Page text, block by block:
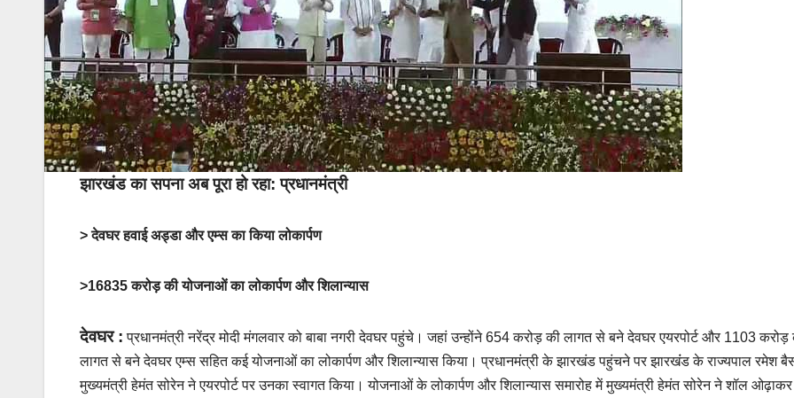
झारखंड का सपना अब पूरा हो रहा: प्रधानमंत्री
> देवघर हवाई अड्डा और एम्स का किया लोकार्पण
>16835 करोड़ की योजनाओं का लोकार्पण और शिलान्यास
देवघर : प्रधानमंत्री नरेंद्र मोदी मंगलवार को बाबा नगरी देवघर पहुंचे। जहां उन्होंने 654 करोड़ की लागत से बने देवघर एयरपोर्ट और 1103 करोड़
लागत से बने देवघर एम्स सहित कई योजनाओं का लोकार्पण और शिलान्यास किया। प्रधानमंत्री के झारखंड पहुंचने पर झारखंंड के राज्यपाल रमेश
मुख्यमंत्री हेमंत सोरेन ने एयरपोर्ट पर उनका स्वागत किया। योजनाओं के लोकार्पण और शिलान्यास समारोह में मुख्यमंत्री हेमंत सोरेन ने शॉल